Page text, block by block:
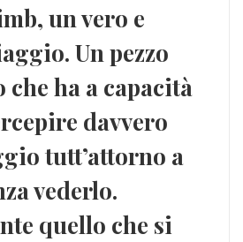
, un vero e
Un pezzo
ha a capacità
davvero
tutt’attorno a
vederlo.
quello che si